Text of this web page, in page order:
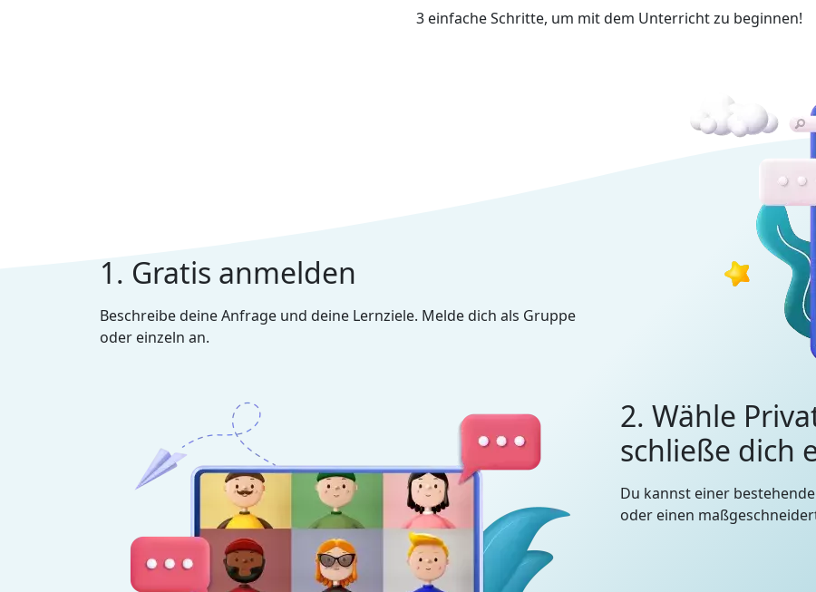
3 einfache Schritte, um mit dem Unterricht zu beginnen!
1. Gratis anmelden
Beschreibe deine Anfrage und deine Lernziele. Melde dich als Gruppe
oder einzeln an.
2. Wähle
schließe dich
Du kannst einer
oder einen